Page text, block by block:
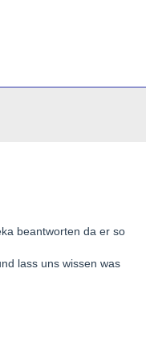
beantworten da er so
lass uns wissen was